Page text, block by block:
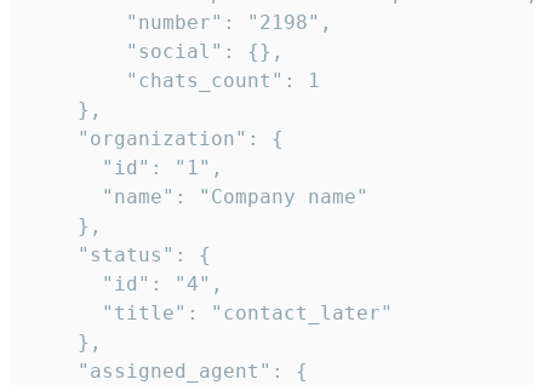
        "number": "2198",
        "social": {},
        "chats_count": 1
    },
    "organization": {
      "id": "1",
      "name": "Company name"
    },
    "status": {
      "id": "4",
      "title": "contact_later"
    },
    "assigned_agent": {